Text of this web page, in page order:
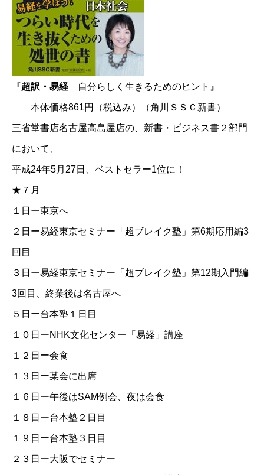
『超訳・易経 自分らしく生きるためのヒント』
本体価格861円（税込み）（角川ＳＳＣ新書）
三省堂書店名古屋高島屋店の、新書・ビジネス書２部門
において、
平成24年5月27日、ベストセラー1位に！
★７月
１日ー東京へ
２日ー易経東京セミナー「超ブレイク塾」第6期応用編3
回目
３日ー易経東京セミナー「超ブレイク塾」第12期入門編
3回目 、終業後は名古屋へ
５日ー台本塾１日目
１０日ーNHK文化センター「易経」講座
１２日ー会食
１３日ー某会に出席
１６日ー午後はSAM例会、夜は会食
１８日ー台本塾２日目
１９日ー台本塾３日目
２３日ー大阪でセミナー